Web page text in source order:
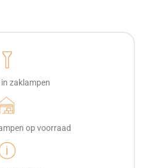
zaklampen
op voorraad